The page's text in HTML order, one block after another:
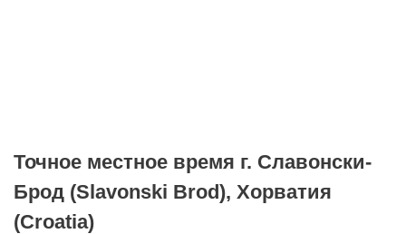
Точное местное время г. Славонски-
Брод (Slavonski Brod), Хорватия
(Croatia)